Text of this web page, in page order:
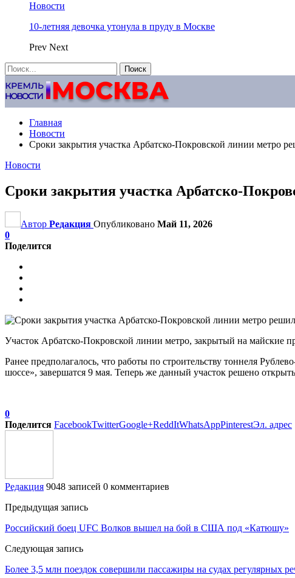
Новости
10-летняя девочка утонула в пруду в Москве
Prev Next
Главная
Новости
Сроки закрытия участка Арбатско-Покровской линии метро
Новости
Сроки закрытия участка Арбатско-
Автор Редакция Опубликовано Май 11, 2026
0
Поделится
Участок Арбатско-Покровской линии метро, закрытый на майские
Ранее предполагалось, что работы по строительству тоннеля
шоссе», завершатся 9 мая. Теперь же данный участок решено
0
Поделится FacebookTwitterGoogle+ReddItWhatsAppPinterestЭл. адрес
Редакция 9048 записей 0 комментариев
Предыдущая запись
Российский боец UFC Волков вышел на бой в США под «Катюшу»
Следующая запись
Более 3,5 млн поездок совершили пассажиры на судах регулярных